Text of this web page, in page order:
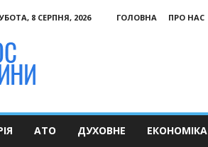
8 СЕРПНЯ, 2026 ГОЛОВНА
ПРО НАС
АТО ДУХОВНЕ ЕКОНОМІКА